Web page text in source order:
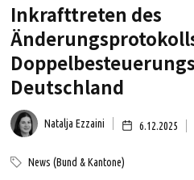
Inkrafttreten des
Deutschland
Natalja Ezzaini 6.12.2025
News (Bund & Kantone)